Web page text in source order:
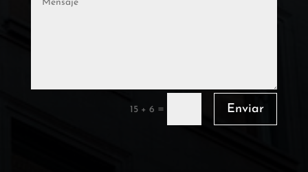
15 + 6 = Enviar